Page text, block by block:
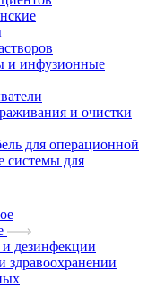
и инфузионные
и очистки
для операционной
системы для
дезинфекции
здравоохранении